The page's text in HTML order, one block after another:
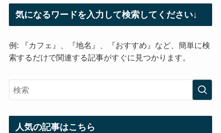
気になるワードを入力して検索してください↓
例: 『カフェ』、『地名』、『おすすめ』など、簡単に検
索するだけで関連する記事がすぐに見つかります。
人気の記事はこちら